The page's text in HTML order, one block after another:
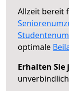
Allzeit bereit
optimale
Erhalten Sie